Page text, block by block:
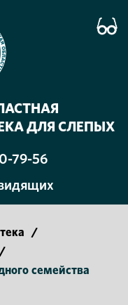
ДЛЯ СЛЕПЫХ
79-56
/
/
семейства